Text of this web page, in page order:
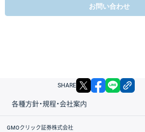
お問い合わせ
SHARE X facebook
各種方針・規程・会社案内
取引規程・約款
サイトマップ
その他のご案内
個人情報保護方針
最良執行方針
サイトのご利用について
ディスクレイマー
信託保全
リスク説明
会社案内
GMOクリック証券株式会社